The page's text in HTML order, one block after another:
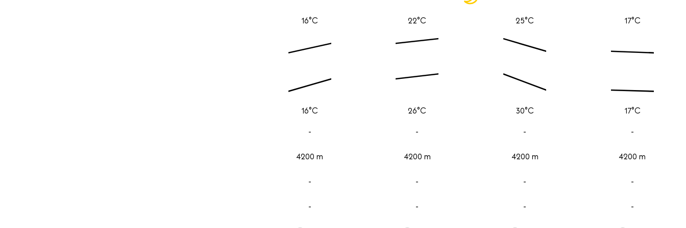
16°C
16°C
-
4200 m
-
-
22°C
26°C
-
4200 m
-
-
25°C
30°C
-
4200 m
-
-
17°C
17°C
-
4200 m
-
-